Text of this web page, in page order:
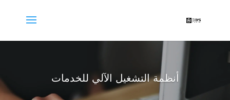
أنظمة التشغيل الآلي للخدمات